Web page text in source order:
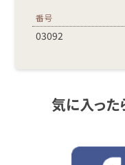
番号
03092
気に入った